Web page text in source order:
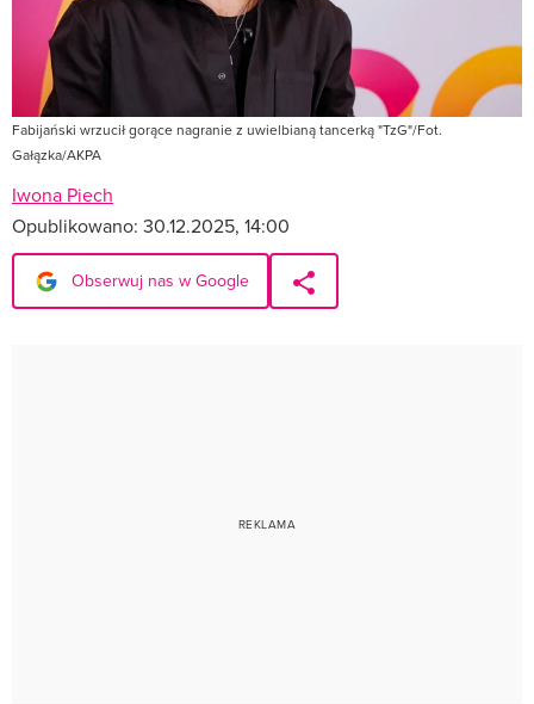
Fabijański wrzucił gorące nagranie z uwielbianą tancerką "TzG"/Fot.
Gałązka/AKPA
Iwona Piech
Opublikowano: 30.12.2025, 14:00
Obserwuj nas w Google